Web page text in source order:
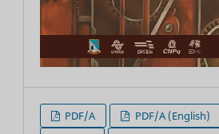
PDF/A
PDF/A (English)